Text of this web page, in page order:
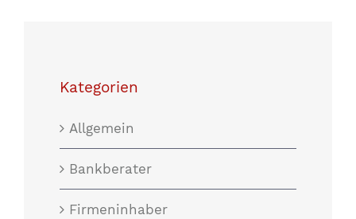
Kategorien
Allgemein
Bankberater
Firmeninhaber